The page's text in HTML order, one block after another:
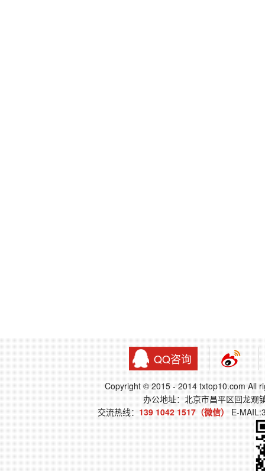
QQ咨询
Copyright © 2015 - 2014 txtop10.com All
办公地址：北京市昌平区回龙观
交流热线：139 1042 1517（微信）E-